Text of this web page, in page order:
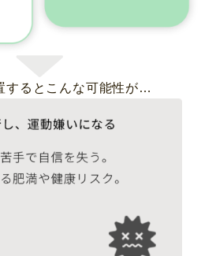
するとこんな可能性が…